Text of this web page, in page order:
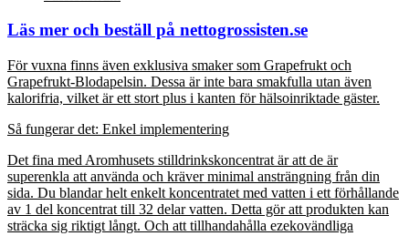
Läs mer och beställ på nettogrossisten.se
För vuxna finns även exklusiva smaker som Grapefrukt och
Grapefrukt-Blodapelsin. Dessa är inte bara smakfulla utan även
kalorifria, vilket är ett stort plus i kanten för hälsoinriktade gäster.
Så fungerar det: Enkel implementering
Det fina med Aromhusets stilldrinkskoncentrat är att de är
superenkla att använda och kräver minimal ansträngning från din
sida. Du blandar helt enkelt koncentratet med vatten i ett förhållande
av 1 del koncentrat till 32 delar vatten. Detta gör att produkten kan
sträcka sig riktigt långt. Och att tillhandahålla ezekovändliga